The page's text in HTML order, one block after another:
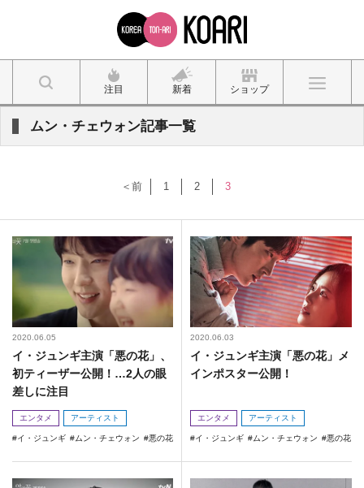
注目 新着 ショップ
ムン・チェウォン記事一覧
＜前 1 2 3
2020.06.05
イ・ジュンギ主演「悪の花」、
初ティーザー公開！…2人の眼
差しに注目
エンタメ アーティスト
イ・ジュンギ ムン・チェウォン 悪の花
2020.06.03
イ・ジュンギ主演「悪の花」メ
インポスター公開！
エンタメ アーティスト
イ・ジュンギ ムン・チェウォン 悪の花